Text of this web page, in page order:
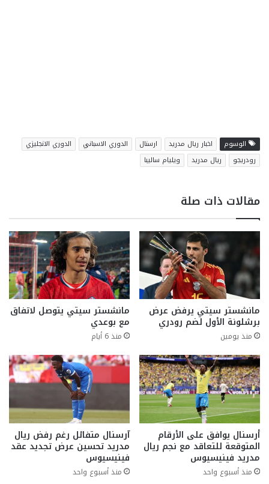
الوسوم اخبار ريال مدريد ارسنال الدوري الاسباني
الدوري الانجليزي
رودريجو
ريال مدريد ويليام ساليبا
مقالات ذات صلة
مانشستر سيتي يرفض عرض
برشلونة الأول لضم رودري
منذ يومين
مانشستر سيتي يتوصل لاتفاق
مع بوعدي
منذ 6 أيام
أرسنال يوافق على الأرقام
المتوقعة للتعاقد مع نجم ريال
مدريد فينيسيوس
منذ أسبوع واحد
آرسنال متفائل رغم رفض ريال
مدريد تحسين عرض تجديد عقد
فينيسيوس
منذ أسبوع واحد